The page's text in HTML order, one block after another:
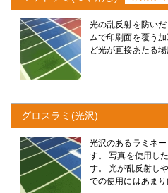
光の乱反射を防い
ムで印刷面を覆う
ど光が直接あたる
グロスラミ(光沢)
光沢のあるラミネ
す。 写真を使用し
す。 光が乱反射し
での使用にはあまり